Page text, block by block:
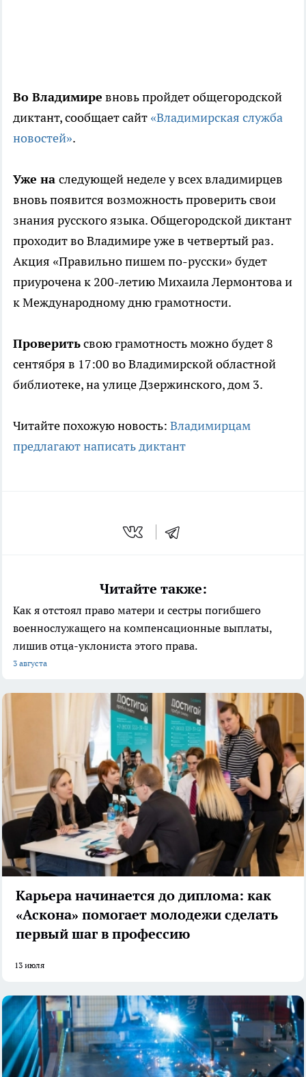
Во Владимире вновь пройдет общегородской
диктант, сообщает сайт «Владимирская служба
новостей».
Уже на следующей неделе у всех владимирцев
вновь появится возможность проверить свои
знания русского языка. Общегородской диктант
проходит во Владимире уже в четвертый раз.
Акция «Правильно пишем по-русски» будет
приурочена к 200-летию Михаила Лермонтова и
к Международному дню грамотности.
Проверитьсвою грамотность можно будет 8
сентября в 17:00 во Владимирской областной
библиотеке, на улице Дзержинского, дом 3.
Читайте похожую новость: Владимирцам
предлагают написать диктант
Читайте также:
Как я отстоял право матери и сестры погибшего
военнослужащего на компенсационные выплаты,
лишив отца-уклониста этого права.
3 августа
Карьера начинается до диплома: как
«Аскона» помогает молодежи сделать
первый шаг в профессию
13 июля